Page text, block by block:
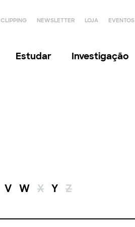
CLIPPING NEWSLETTER LOJA EVENTOS
Estudar Investigação
V W X Y Z